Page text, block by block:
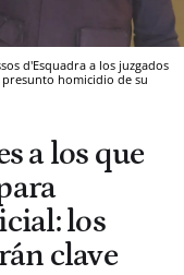
d'Esquadra a los juzgados
homicidio de su
a los que
los
clave